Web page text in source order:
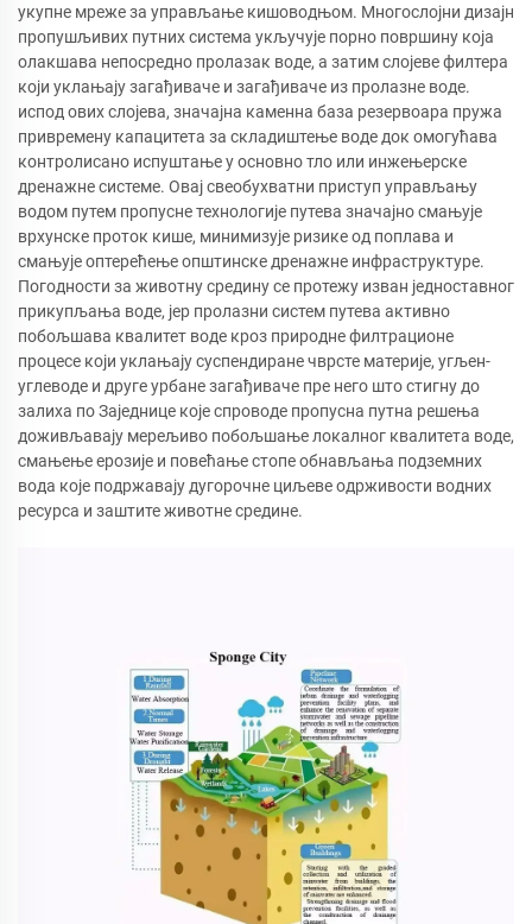
укупне мреже за управљање кишоводњом. Многослојни дизајн
пропушљивих путних система укључује порно површину која
олакшава непосредно пролазак воде, а затим слојеве филтера
који уклањају загађиваче и загађиваче из пролазне воде.
испод ових слојева, значајна каменна база резервоара пружа
привремену капацитета за складиштење воде док омогућава
контролисано испуштање у основно тло или инжењерске
дренажне системе. Овај свеобухватни приступ управљању
водом путем пропусне технологије путева значајно смањује
врхунске проток кише, минимизује ризике од поплава и
смањује оптерећење општинске дренажне инфраструктуре.
Погодности за животну средину се протежу изван једноставног
прикупљања воде, јер пролазни систем путева активно
побољшава квалитет воде кроз природне филтрационе
процесе који уклањају суспендиране чврсте материје, угљен-
углеводе и друге урбане загађиваче пре него што стигну до
залиха по Заједнице које спроводе пропусна путна решења
доживљавају мерељиво побољшање локалног квалитета воде,
смањење ерозије и повећање стопе обнављања подземних
вода које подржавају дугорочне циљеве одрживости водних
ресурса и заштите животне средине.